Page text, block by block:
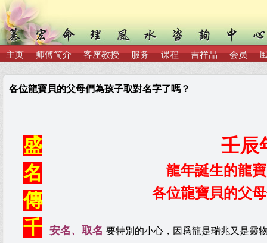
主页 师傅简介 客座教授 服务 课程 吉祥品 会员
各位龍寶貝的父母們為孩子取對名字了嗎？
盛
名
傳
千
壬辰
龍年誕生的龍
各位龍寶貝的父
安名、取名 要特別的小心，因爲龍是瑞兆又是靈